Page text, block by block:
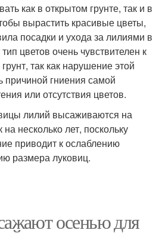
как в открытом грунте, так и в
вырастить красивые цветы,
посадки и ухода за лилиями в
цветов очень чувствителен к
так как нарушение этой
причиной гниения самой
или отсутствия цветов.
лилий высаживаются на
несколько лет, поскольку
приводит к ослаблению
размера луковиц.
осенью для